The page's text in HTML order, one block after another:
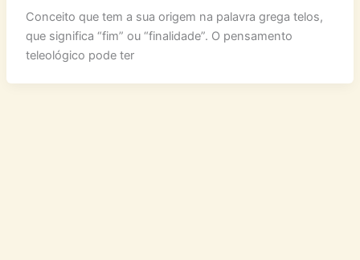
Conceito que tem a sua origem na palavra grega telos,
que significa “fim” ou “finalidade”. O pensamento
teleológico pode ter